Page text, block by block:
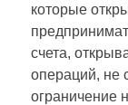
которые
счета,
операций, не
ограничение